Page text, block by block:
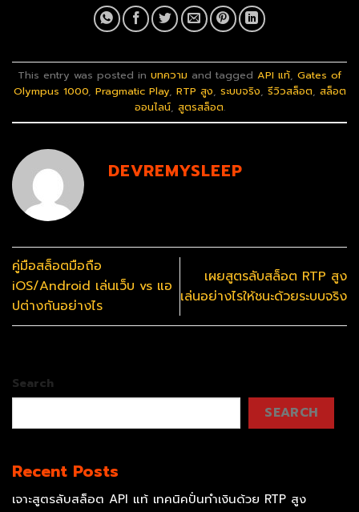
This entry was posted in บทความ and tagged API แท้, Gates of
Olympus 1000, Pragmatic Play, RTP สูง, ระบบจริง, รีวิวสล็อต, สล็อต
ออนไลน์, สูตรสล็อต.
DEVREMYSLEEP
คู่มือสล็อตมือถือ
iOS/Android เล่นเว็บ vs แอ
ปต่างกันอย่างไร
เผยสูตรลับสล็อต RTP สูง
เล่นอย่างไรให้ชนะด้วยระบบจริง
Search
SEARCH
Recent Posts
เจาะสูตรลับสล็อต API แท้ เทคนิคปั่นทำเงินด้วย RTP สูง